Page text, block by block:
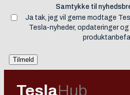
Samtykke til
Ja tak, jeg vil gerne modtage
Tesla-nyheder, opdateringer
TeslaHub